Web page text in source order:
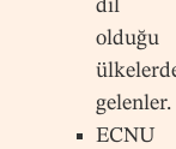
dil
olduğu
gelenler.
ECNU